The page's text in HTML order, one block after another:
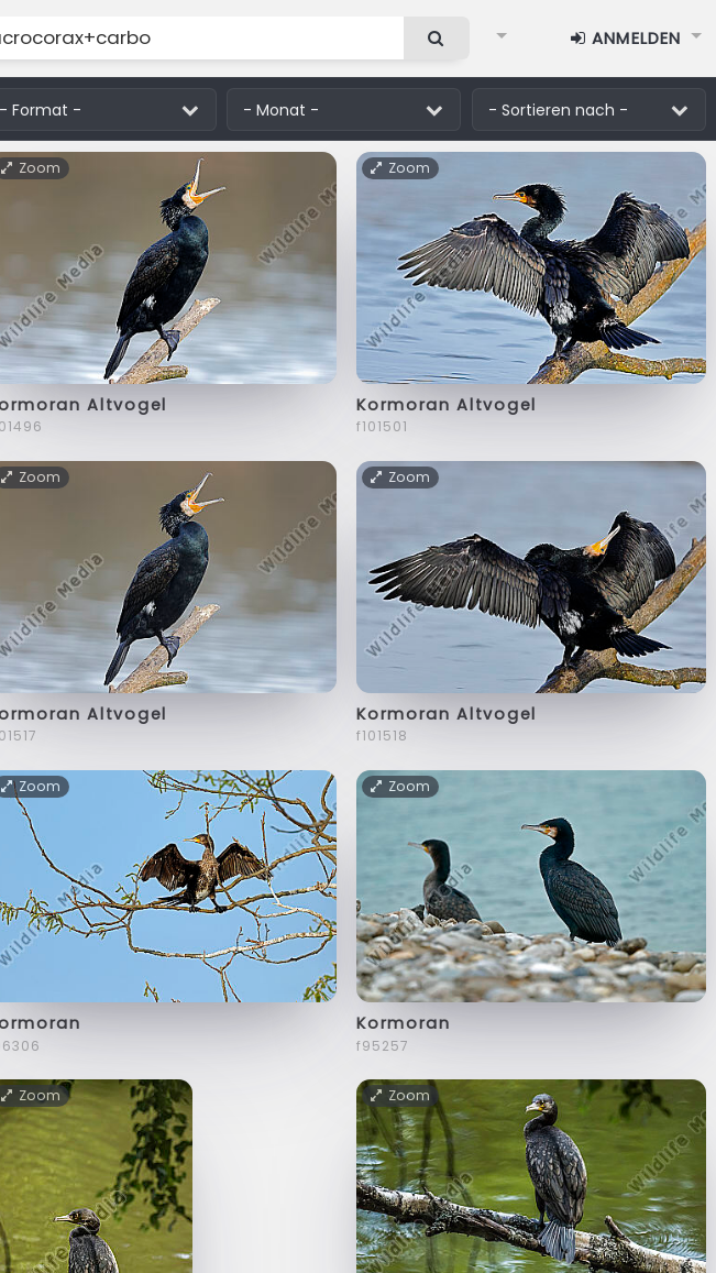
ANMELDEN
Zoom
Altvogel
Zoom
Kormoran Altvogel
f101501
Zoom
Altvogel
Zoom
Kormoran Altvogel
f101518
Zoom Zoom
Kormoran
f95257
Zoom Zoom